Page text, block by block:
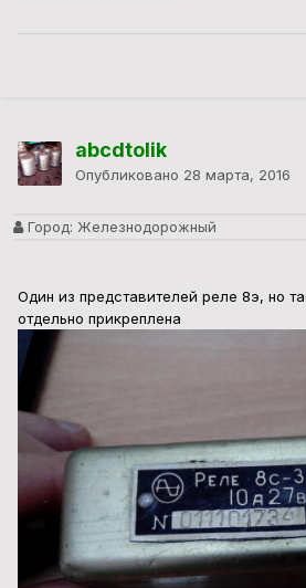
abcdtolik
Опубликовано 28 марта, 2016
Город: Железнодорожный
Один из представителей реле 8э, но
отдельно прикреплена